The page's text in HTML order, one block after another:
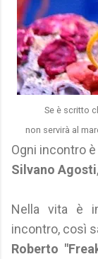
Se è scritto
non servirà al
Ogni incontro
Silvano Agosti
Nella vita è
incontro, così
Roberto